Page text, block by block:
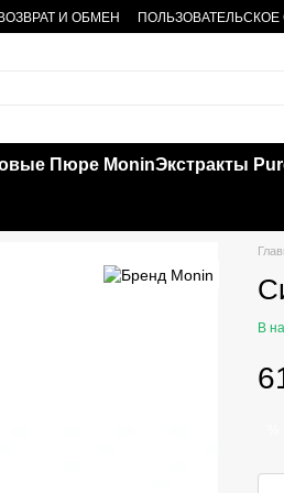
ВОЗВРАТ И ОБМЕН
Пюре MoninЭкстракты
В